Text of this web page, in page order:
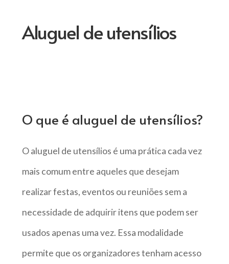
Aluguel de utensílios
O que é aluguel de utensílios?
O aluguel de utensílios é uma prática cada vez
mais comum entre aqueles que desejam
realizar festas, eventos ou reuniões sem a
necessidade de adquirir itens que podem ser
usados apenas uma vez. Essa modalidade
permite que os organizadores tenham acesso